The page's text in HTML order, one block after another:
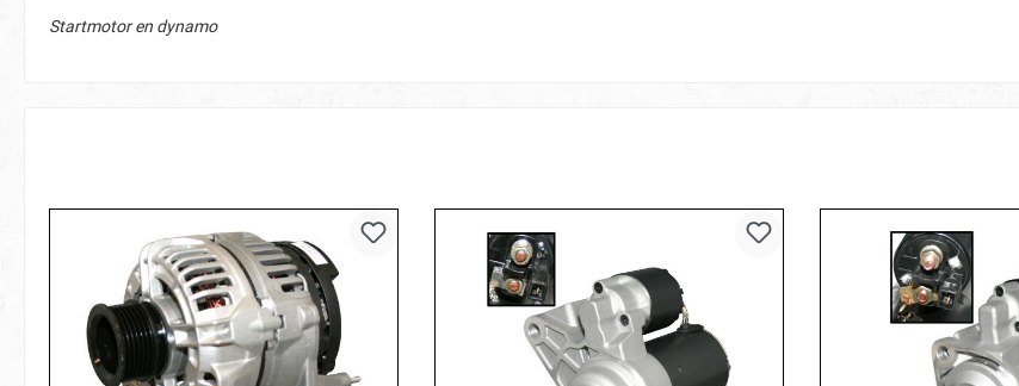
Startmotor en dynamo